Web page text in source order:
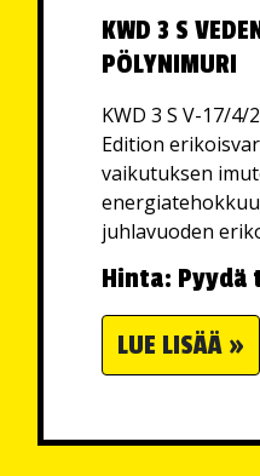
KWD 3 S
PÖLYNIMURI
KWD 3 S V-17/
Edition
vaikutuksen
juhlavuoden
Hinta: Pyydä
LUE LISÄÄ »